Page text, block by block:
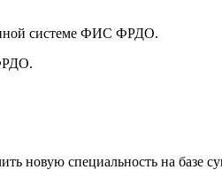
системе ФИС ФРДО.
новую специальность на